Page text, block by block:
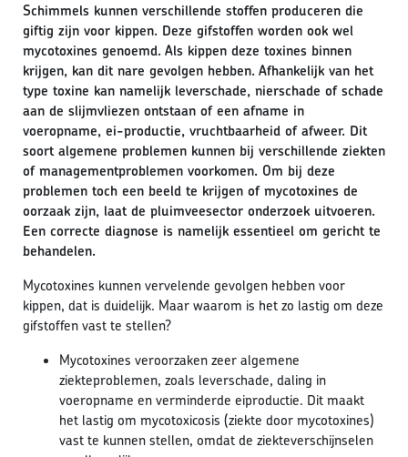
Schimmels kunnen verschillende stoffen produceren die
giftig zijn voor kippen. Deze gifstoffen worden ook wel
mycotoxines genoemd. Als kippen deze toxines binnen
krijgen, kan dit nare gevolgen hebben. Afhankelijk van het
type toxine kan namelijk leverschade, nierschade of schade
aan de slijmvliezen ontstaan of een afname in
voeropname, ei-productie, vruchtbaarheid of afweer. Dit
soort algemene problemen kunnen bij verschillende ziekten
of managementproblemen voorkomen. Om bij deze
problemen toch een beeld te krijgen of mycotoxines de
oorzaak zijn, laat de pluimveesector onderzoek uitvoeren.
Een correcte diagnose is namelijk essentieel om gericht te
behandelen.
Mycotoxines kunnen vervelende gevolgen hebben voor
kippen, dat is duidelijk. Maar waarom is het zo lastig om deze
gifstoffen vast te stellen?
Mycotoxines veroorzaken zeer algemene
ziekteproblemen, zoals leverschade, daling in
voeropname en verminderde eiproductie. Dit maakt
het lastig om mycotoxicosis (ziekte door mycotoxines)
vast te kunnen stellen, omdat de ziekteverschijnselen